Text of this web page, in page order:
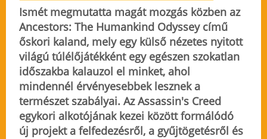
Ismét megmutatta magát mozgás közben az
Ancestors: The Humankind Odyssey című
őskori kaland, mely egy külső nézetes nyitott
világú túlélőjátékként egy egészen szokatlan
időszakba kalauzol el minket, ahol
mindennél érvényesebbek lesznek a
természet szabályai. Az Assassin's Creed
egykori alkotójának kezei között formálódó
új projekt a felfedezésről, a gyűjtögetésről és